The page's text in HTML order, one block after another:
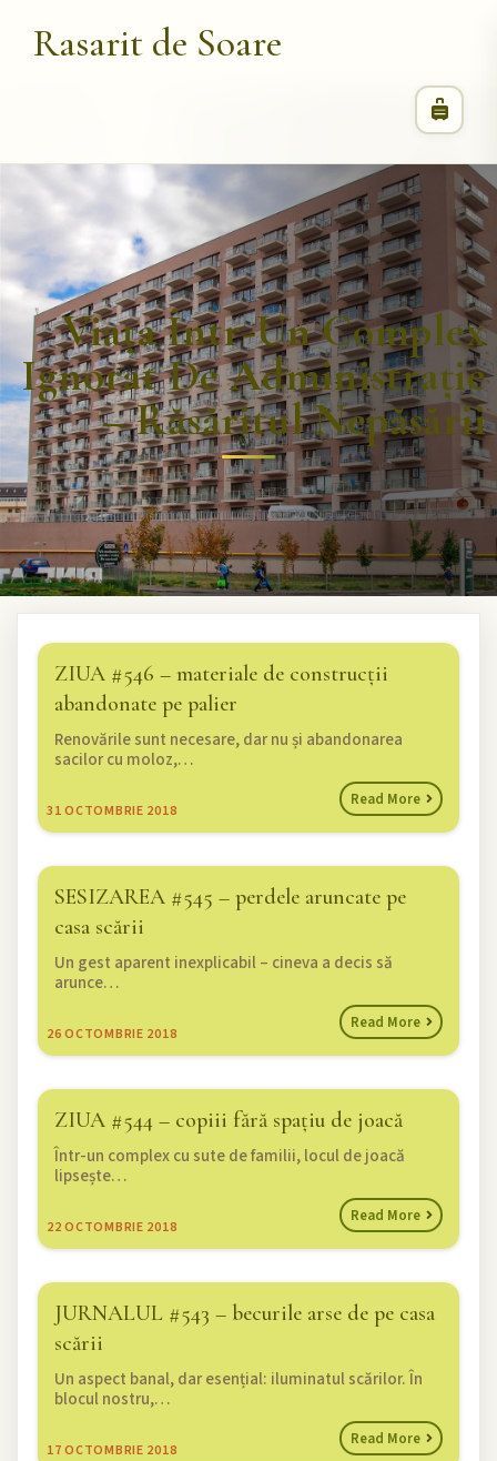
Rasarit de Soare
Viața Într-Un Complex
Ignorat De Administrație
– Răsăritul Nepăsării
ZIUA #546 – materiale de construcții
abandonate pe palier
31OCTOMBRIE 2018
Renovările sunt necesare, dar nu și abandonarea
sacilor cu moloz,…
Read More
SESIZAREA #545 – perdele aruncate pe
casa scării
26OCTOMBRIE 2018
Un gest aparent inexplicabil – cineva a decis să
arunce…
Read More
ZIUA #544 – copiii fără spațiu de joacă
22OCTOMBRIE 2018
Într-un complex cu sute de familii, locul de joacă
lipsește…
Read More
JURNALUL #543 – becurile arse de pe casa
scării
17OCTOMBRIE 2018
Un aspect banal, dar esențial: iluminatul scărilor. În
blocul nostru,…
Read More